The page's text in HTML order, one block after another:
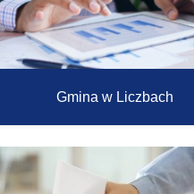
Gmina w Liczbach